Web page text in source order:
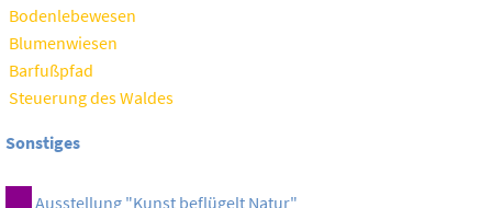
Bodenlebewesen
Blumenwiesen
Barfußpfad
Steuerung des Waldes
Sonstiges
Ausstellung "Kunst beflügelt Natur"